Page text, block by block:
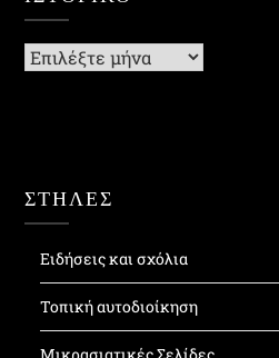
Ιστορικό
ΣΤΗΛΕΣ
Ειδήσεις και σχόλια
Τοπική αυτοδιοίκηση
Μικρασιατικές Σελίδες